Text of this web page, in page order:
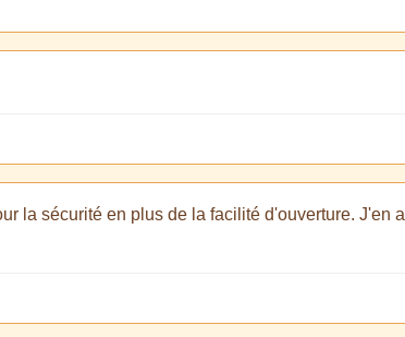
la sécurité en plus de la facilité d'ouverture. J'en